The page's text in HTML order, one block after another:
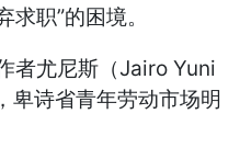
职”的困境。
者尤尼斯（Jairo Yuni
卑诗省青年劳动市场明